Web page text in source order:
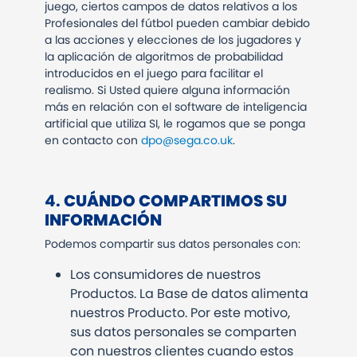
juego, ciertos campos de datos relativos a los
Profesionales del fútbol pueden cambiar debido
a las acciones y elecciones de los jugadores y
la aplicación de algoritmos de probabilidad
introducidos en el juego para facilitar el
realismo. Si Usted quiere alguna información
más en relación con el software de inteligencia
artificial que utiliza SI, le rogamos que se ponga
en contacto con dpo@sega.co.uk.
​​​​​​​4.CUÁNDO COMPARTIMOS SU
INFORMACIÓN
Podemos compartir sus datos personales con:
Los consumidores de nuestros
Productos. La Base de datos alimenta
nuestros Producto. Por este motivo,
sus datos personales se comparten
con nuestros clientes cuando estos